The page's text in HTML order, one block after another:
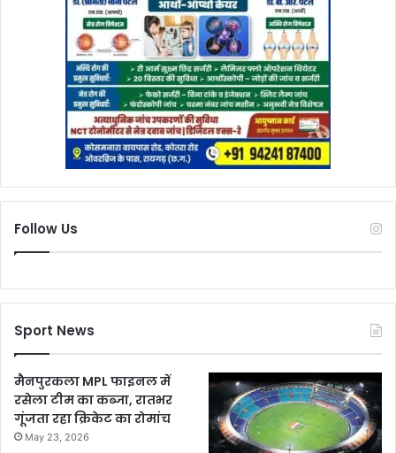
Follow Us
Sport News
मैनपुरकला MPL फाइनल में
रसेला टीम का कब्जा, रातभर
गूंजता रहा क्रिकेट का रोमांच
May 23, 2026